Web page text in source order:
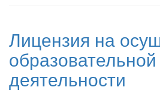
Лицензия на
образовательной
деятельности